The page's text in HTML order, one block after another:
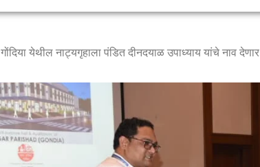
गोंदिया येथील नाट्यगृहाला पंडित दीनदयाळ उपाध्याय यांचे नाव देणार